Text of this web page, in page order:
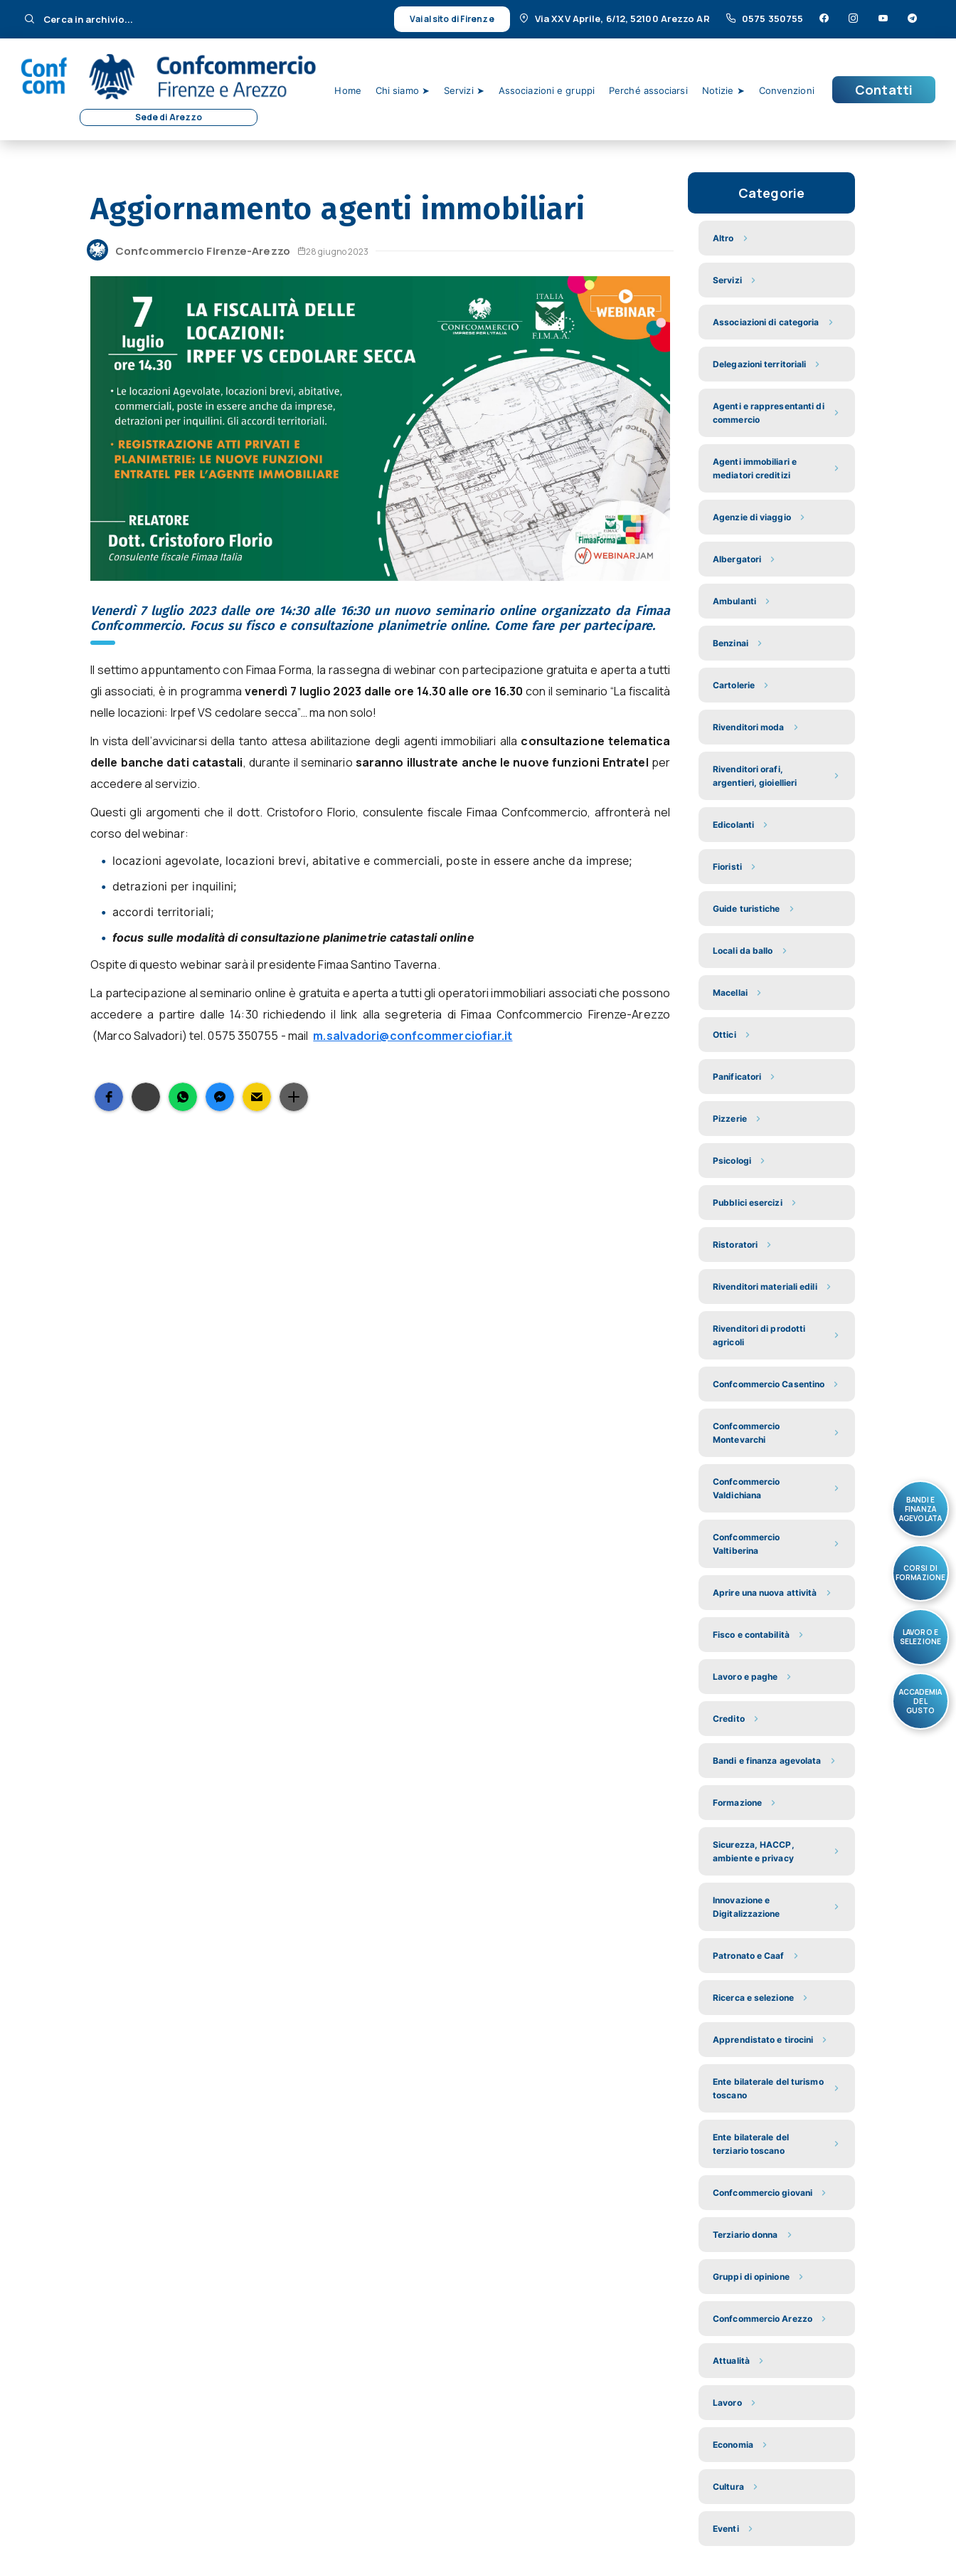
BANDI E
FINANZA
AGEVOLATA
CORSI DI
FORMAZIONE
LAVORO E
SELEZIONE
ACCADEMIA
DEL
GUSTO
Cerca in archivio... Vai al sito di Firenze Via XXV Aprile, 6/12, 52100 Arezzo AR 0575 350755
Sede di Arezzo
Home Chi siamo ➤ Servizi ➤ Associazioni e gruppi Perché associarsi Notizie ➤ Convenzioni Contatti
Aggiornamento agenti immobiliari
Confcommercio Firenze-Arezzo 28 giugno 2023
Venerdì 7 luglio 2023 dalle ore 14:30 alle 16:30 un nuovo seminario online organizzato da Fimaa
Confcommercio. Focus su fisco e consultazione planimetrie online. Come fare per partecipare.
Il settimo appuntamento con Fimaa Forma, la rassegna di webinar con partecipazione gratuita e aperta a tutti
gli associati, è in programma venerdì 7 luglio 2023 dalle ore 14.30 alle ore 16.30con il seminario “La fiscalità
nelle locazioni: Irpef VS cedolare secca”… ma non solo!
In vista dell’avvicinarsi della tanto attesa abilitazione degli agenti immobiliari alla consultazione telematica
delle banche dati catastali, durante il seminario saranno illustrate anche le nuove funzioni Entratel per
accedere al servizio.
Questi gli argomenti che il dott. Cristoforo Florio, consulente fiscale Fimaa Confcommercio, affronterà nel
corso del webinar:
locazioni agevolate, locazioni brevi, abitative e commerciali, poste in essere anche da imprese;
detrazioni per inquilini;
accordi territoriali;
focus sulle modalità di consultazione planimetrie catastali online
Ospite di questo webinar sarà il presidente Fimaa Santino Taverna.
La partecipazione al seminario online è gratuita e aperta a tutti gli operatori immobiliari associati che possono
accedere a partire dalle 14:30 richiedendo il link alla segreteria di Fimaa Confcommercio Firenze-Arezzo
(Marco Salvadori) tel. 0575 350755 - mail m.salvadori@confcommerciofiar.it
Categorie
Altro
Servizi
Associazioni di categoria
Delegazioni territoriali
Agenti e rappresentanti di
commercio
Agenti immobiliari e
mediatori creditizi
Agenzie di viaggio
Albergatori
Ambulanti
Benzinai
Cartolerie
Rivenditori moda
Rivenditori orafi,
argentieri, gioiellieri
Edicolanti
Fioristi
Guide turistiche
Locali da ballo
Macellai
Ottici
Panificatori
Pizzerie
Psicologi
Pubblici esercizi
Ristoratori
Rivenditori materiali edili
Rivenditori di prodotti
agricoli
Confcommercio Casentino
Confcommercio
Montevarchi
Confcommercio
Valdichiana
Confcommercio
Valtiberina
Aprire una nuova attività
Fisco e contabilità
Lavoro e paghe
Credito
Bandi e finanza agevolata
Formazione
Sicurezza, HACCP,
ambiente e privacy
Innovazione e
Digitalizzazione
Patronato e Caaf
Ricerca e selezione
Apprendistato e tirocini
Ente bilaterale del turismo
toscano
Ente bilaterale del
terziario toscano
Confcommercio giovani
Terziario donna
Gruppi di opinione
Confcommercio Arezzo
Attualità
Lavoro
Economia
Cultura
Eventi